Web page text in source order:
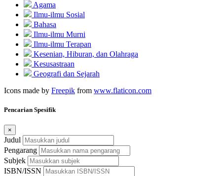
Agama
Ilmu-ilmu Sosial
Bahasa
Ilmu-ilmu Murni
Ilmu-ilmu Terapan
Kesenian, Hiburan, dan Olahraga
Kesusastraan
Geografi dan Sejarah
Icons made by Freepik from www.flaticon.com
Pencarian Spesifik
×
Judul
Pengarang
Subjek
ISBN/ISSN